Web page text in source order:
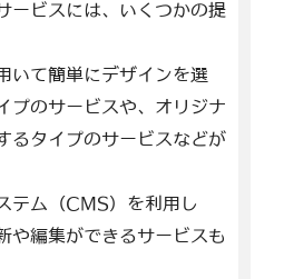
ービスには、いくつかの提
いて簡単にデザインを選
プのサービスや、オリジナ
るタイプのサービスなどが
テム（CMS）を利用し
や編集ができるサービスも